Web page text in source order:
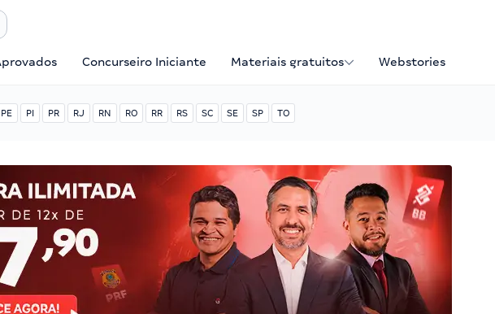
Concurseiro Iniciante Materiais gratuitos Webstories
PE PI PR RJ RN RO RR RS SC SE SP TO